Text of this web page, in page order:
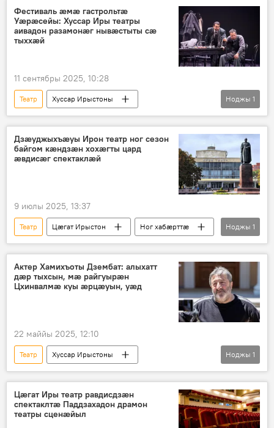
Фестиваль ӕмӕ гастрольтӕ
Уӕрӕсейы: Хуссар Иры театры
аивадон разамонӕг нывӕстыты сӕ
тыххӕй
11 сентябры 2025, 10:28
Театр
Хуссар Ирыстоны
Ног хабӕрттӕ
Культурӕ
Ноджы 1
Дзæуджыхъæуы Ирон театр ног сезон
байгом кæндзæн хохæгты цард
æвдисæг спектаклæй
9 июлы 2025, 13:37
Театр Цӕгат Ирыстон
Ног хабӕрттӕ
Культурӕ
Ноджы 1
Актер Хамихъоты Дзембат: алыхатт
дæр тыхсын, мæ райгуырæн
Цхинвалмæ куы æрцæуын, уæд
22 маййы 2025, 12:10
Театр
Хуссар Ирыстоны
Ног хабӕрттӕ
Аивад
Ноджы 1
Цæгат Иры театр равдисдзæн
спектаклтæ Паддзахадон драмон
театры сценæйыл